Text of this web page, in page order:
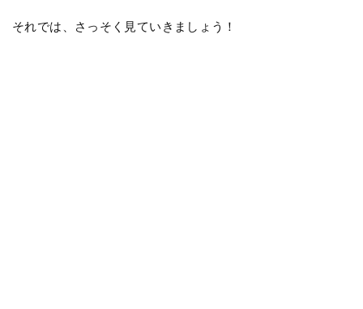
それでは、さっそく見ていきましょう！